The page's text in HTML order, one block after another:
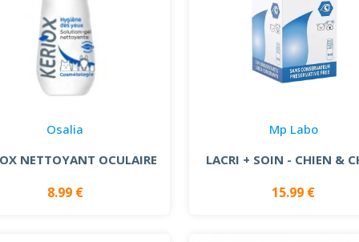
Osalia
NETTOYANT OCULAIRE
8.99 €
Mp Labo
LACRI + SOIN - CHIEN &
15.99 €